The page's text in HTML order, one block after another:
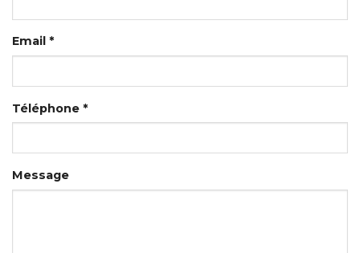
Email *
Téléphone *
Message